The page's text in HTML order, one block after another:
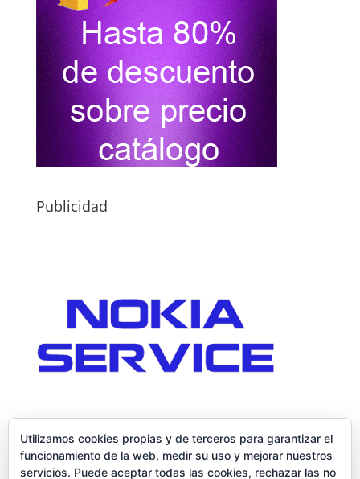
Publicidad
Utilizamos cookies propias y de terceros para garantizar el
funcionamiento de la web, medir su uso y mejorar nuestros
servicios. Puede aceptar todas las cookies, rechazar las no